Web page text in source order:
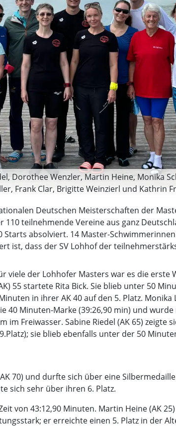
Dorothee Wenzler, Martin Heine, Monika
Frank Clar, Brigitte Weinzierl und Kathrin
Deutschen Meisterschaften der
teilnehmende Vereine aus ganz
absolviert. 14 Master-
ist, dass der SV Lohhof der
viele der Lohhofer Masters war es die erste
55 startete Rita Bick. Sie blieb unter 50
in ihrer AK 40 auf den 5. Platz.
40 Minuten-Marke (39:26,90 min) und
im Freiwasser. Sabine Riedel (AK 65)
sie blieb ebenfalls unter der 50
70) und durfte sich über eine
sich sehr über ihren 6. Platz.
von 43:12,90 Minuten. Martin Heine (AK
er erreichte einen 5. Platz in der